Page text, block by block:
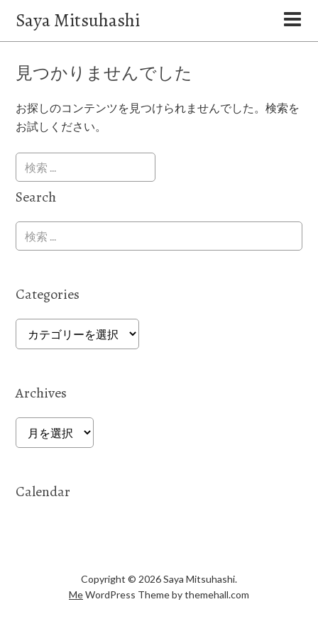
Saya Mitsuhashi
見つかりませんでした
お探しのコンテンツを見つけられませんでした。検索を
お試しください。
Search
Categories
Categories
Archives
Archives
Calendar
Copyright © 2026 Saya Mitsuhashi.
MeWordPress Theme by themehall.com